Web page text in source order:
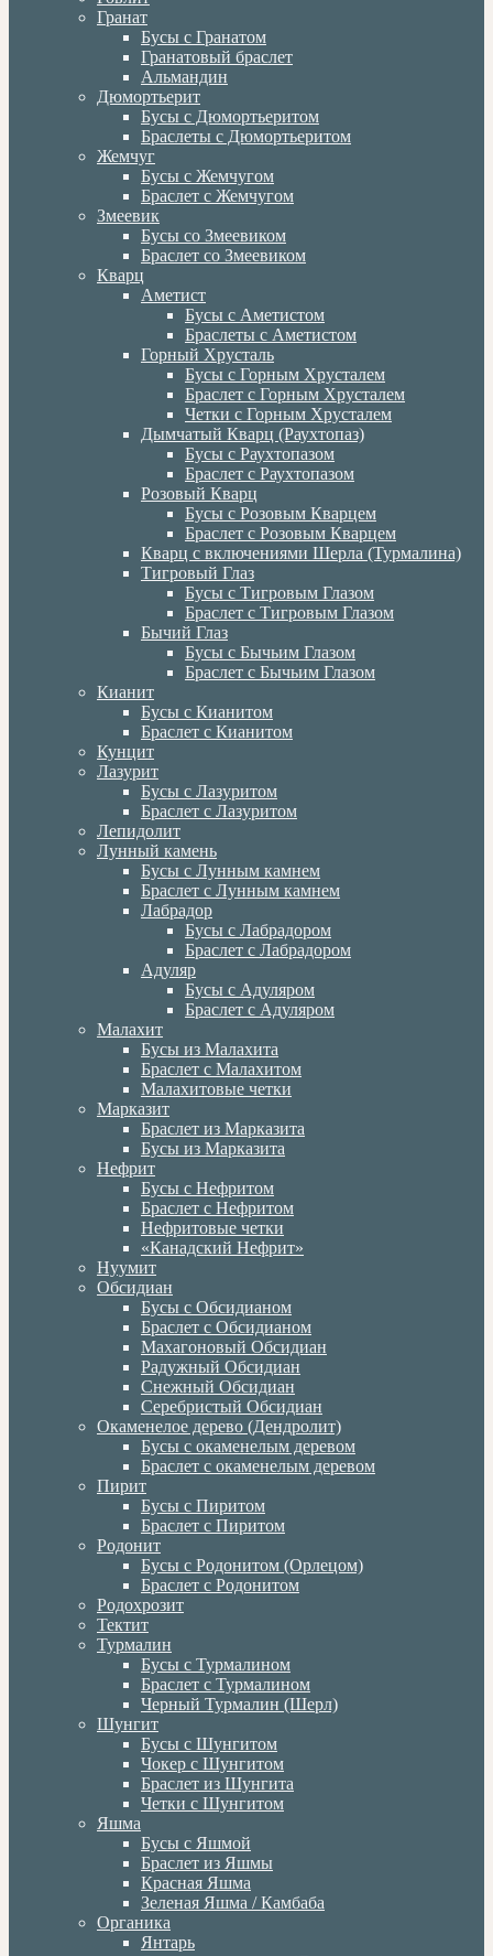
Гранат
Бусы с Гранатом
Гранатовый браслет
Альмандин
Дюмортьерит
Бусы с Дюмортьеритом
Браслеты с Дюмортьеритом
Жемчуг
Бусы с Жемчугом
Браслет с Жемчугом
Змеевик
Бусы со Змеевиком
Браслет со Змеевиком
Кварц
Аметист
Бусы с Аметистом
Браслеты с Аметистом
Горный Хрусталь
Бусы с Горным Хрусталем
Браслет с Горным Хрусталем
Четки с Горным Хрусталем
Дымчатый Кварц (Раухтопаз)
Бусы с Раухтопазом
Браслет с Раухтопазом
Розовый Кварц
Бусы с Розовым Кварцем
Браслет с Розовым Кварцем
Кварц с включениями Шерла (Турмалина)
Тигровый Глаз
Бусы с Тигровым Глазом
Браслет с Тигровым Глазом
Бычий Глаз
Бусы с Бычьим Глазом
Браслет с Бычьим Глазом
Кианит
Бусы с Кианитом
Браслет с Кианитом
Кунцит
Лазурит
Бусы с Лазуритом
Браслет с Лазуритом
Лепидолит
Лунный камень
Бусы с Лунным камнем
Браслет с Лунным камнем
Лабрадор
Бусы с Лабрадором
Браслет с Лабрадором
Адуляр
Бусы с Адуляром
Браслет с Адуляром
Малахит
Бусы из Малахита
Браслет с Малахитом
Малахитовые четки
Марказит
Браслет из Марказита
Бусы из Марказита
Нефрит
Бусы с Нефритом
Браслет с Нефритом
Нефритовые четки
«Канадский Нефрит»
Нуумит
Обсидиан
Бусы с Обсидианом
Браслет с Обсидианом
Махагоновый Обсидиан
Радужный Обсидиан
Снежный Обсидиан
Серебристый Обсидиан
Окаменелое дерево (Дендролит)
Бусы с окаменелым деревом
Браслет с окаменелым деревом
Пирит
Бусы с Пиритом
Браслет с Пиритом
Родонит
Бусы с Родонитом (Орлецом)
Браслет с Родонитом
Родохрозит
Тектит
Турмалин
Бусы с Турмалином
Браслет с Турмалином
Черный Турмалин (Шерл)
Шунгит
Бусы с Шунгитом
Чокер с Шунгитом
Браслет из Шунгита
Четки с Шунгитом
Яшма
Бусы с Яшмой
Браслет из Яшмы
Красная Яшма
Зеленая Яшма / Камбаба
Органика
Янтарь